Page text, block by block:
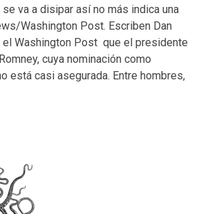
va a disipar así no más indica una
Washington Post. Escriben Dan
el Washington Post que el presidente
cuya nominación como
está casi asegurada. Entre hombres,